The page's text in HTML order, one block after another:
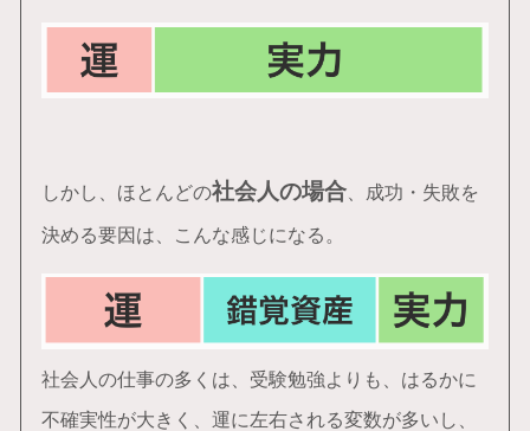
しかし、ほとんどの社会人の場合、成功・失敗を
決める要因は、こんな感じになる。
社会人の仕事の多くは、受験勉強よりも、はるかに
不確実性が大きく、運に左右される変数が多いし、